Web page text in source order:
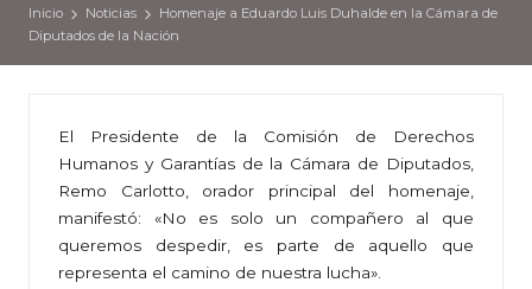
Inicio Noticias
Homenaje a Eduardo Luis Duhalde en la Cámara de
Diputados de la Nación
El Presidente de la Comisión de Derechos
Humanos y Garantías de la Cámara de Diputados,
Remo Carlotto, orador principal del homenaje,
manifestó: «No es solo un compañero al que
queremos despedir, es parte de aquello que
representa el camino de nuestra lucha».